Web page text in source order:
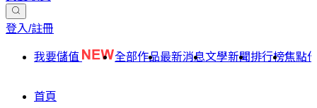
登入/註冊
我要儲值 全部作品最新消息文學新聞排行榜焦點
首頁